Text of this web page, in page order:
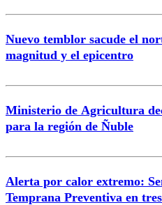
Nuevo temblor sacude el
magnitud y el epicentro
Ministerio de Agricultura
para la región de Ñuble
Alerta por calor extremo:
Temprana Preventiva en